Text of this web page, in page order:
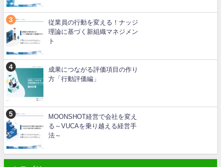
従業員の行動を変える！ナッジ
理論に基づく新組織マネジメン
ト
成果につながる評価項目の作り
方「行動評価編」
MOONSHOT経営で会社を変え
る～VUCAを乗り越える経営手
法～